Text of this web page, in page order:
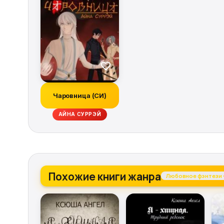
Чаровница (СИ)
АЙНА СУРРЭЙ
Похожие книги жанра Любовное фэнтези